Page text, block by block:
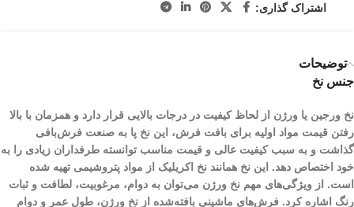
اشتراک گذاری:
توضیحات
جنس نخ
نخ ورجین یا ورژن از لحاظ کیفیت در درجات بالایی قرار دارد و همزمان با بالا
رفتن قیمت مواد اولیه برای بافت فرش، این نخ پا به صنعت فرش‌بافی
گذاشت و به سبب کیفیت عالی و قیمت مناسب توانسته طرفداران زیادی را به
خود اختصاص دهد. این نخ همانند نخ اکریلیک از مواد پتروشیمی تهیه شده
است. از ویژگی‌های مهم نخ ورژن می‌توان به دوام، مرغوبیت، لطافت و ثبات
رنگ اشاره کرد. فرش‌های ماشینی بافته‌شده از نخ ورژن، طول عمر و دوام